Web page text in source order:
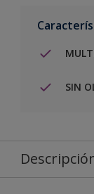
SIN